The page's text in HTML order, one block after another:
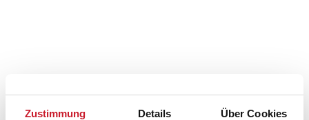
Zustimmung Details Über Cookies